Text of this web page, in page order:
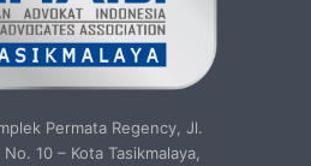
Permata Regency, Jl.
10 – Kota Tasikmalaya,